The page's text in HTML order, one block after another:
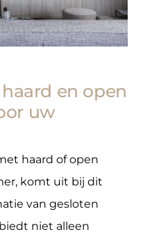
en open
uw
haard of open
komt uit bij dit
van gesloten
niet alleen